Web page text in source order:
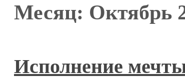
Месяц: Октябрь
Исполнение